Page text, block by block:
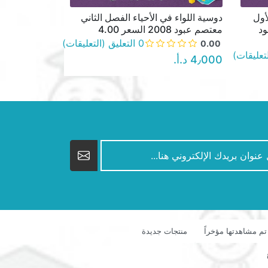
نظرة سريعة
دوسية اللواء في الأحياء الفصل الثاني
معتصم عبود 2008 السعر 4.00
0.00 0 التعليق (التعليقات)
4٫000 د.أ.‏
مشاهدتها مؤخراً منتجات جديدة